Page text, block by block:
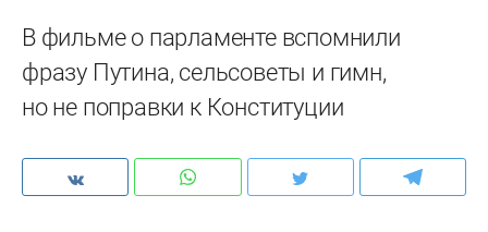
В фильме о парламенте вспомнили
фразу Путина, сельсоветы и гимн,
но не поправки к Конституции